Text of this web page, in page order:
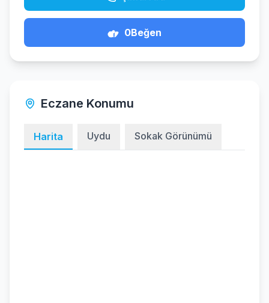
0Beğen
Eczane Konumu
Harita Uydu Sokak Görünümü